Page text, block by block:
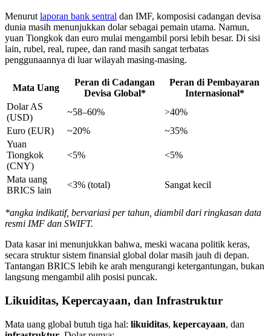
Menurut laporan bank sentral dan IMF, komposisi cadangan devisa
dunia masih menunjukkan dolar sebagai pemain utama. Namun,
yuan Tiongkok dan euro mulai mengambil porsi lebih besar. Di sisi
lain, rubel, real, rupee, dan rand masih sangat terbatas
penggunaannya di luar wilayah masing-masing.
Mata Uang
Peran di Cadangan
Devisa Global*
Peran di Pembayaran
Internasional*
Dolar AS
(USD)
~58–60%
>40%
Euro (EUR)
~20%
~35%
Yuan
Tiongkok
(CNY)
<5% <5%
Mata uang
BRICS lain
<3% (total) Sangat kecil
*angka indikatif, bervariasi per tahun, diambil dari ringkasan data
resmi IMF dan SWIFT.
Data kasar ini menunjukkan bahwa, meski wacana politik keras,
secara struktur sistem finansial global dolar masih jauh di depan.
Tantangan BRICS lebih ke arah mengurangi ketergantungan, bukan
langsung mengambil alih posisi puncak.
Likuiditas, Kepercayaan, dan Infrastruktur
Mata uang global butuh tiga hal: likuiditas, kepercayaan, dan